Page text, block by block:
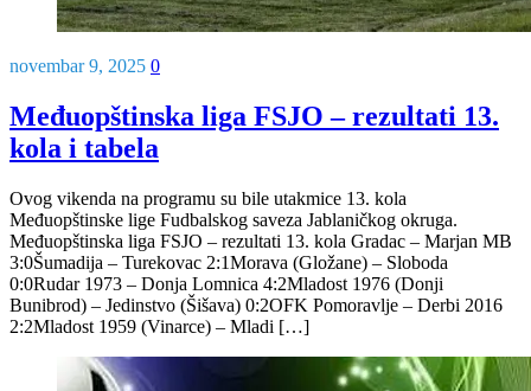
novembar 9, 2025 0
Međuopštinska liga FSJO – rezultati 13.
kola i tabela
Ovog vikenda na programu su bile utakmice 13. kola
Međuopštinske lige Fudbalskog saveza Jablaničkog okruga.
Međuopštinska liga FSJO – rezultati 13. kola Gradac – Marjan MB
3:0Šumadija – Turekovac 2:1Morava (Gložane) – Sloboda
0:0Rudar 1973 – Donja Lomnica 4:2Mladost 1976 (Donji
Bunibrod) – Jedinstvo (Šišava) 0:2OFK Pomoravlje – Derbi 2016
2:2Mladost 1959 (Vinarce) – Mladi […]